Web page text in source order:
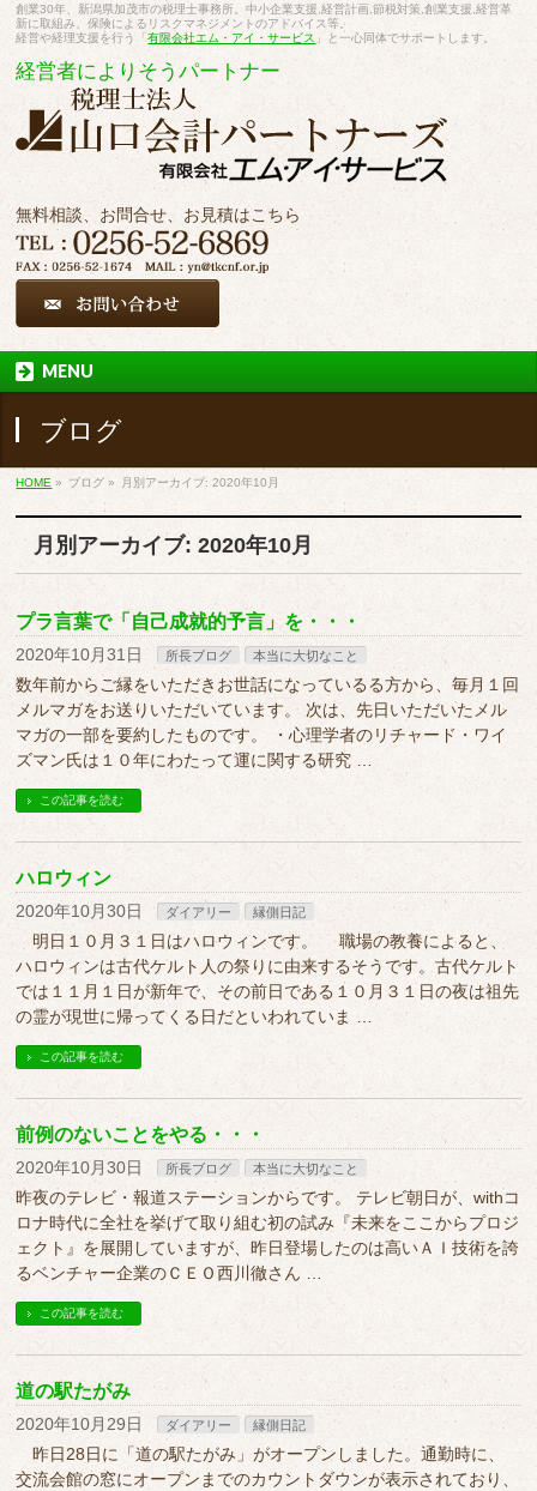
創業30年、新潟県加茂市の税理士事務所。中小企業支援,経営計画,節税対策,創業支援,経営革
新に取組み、保険によるリスクマネジメントのアドバイス等。
経営や経理支援を行う「有限会社エム・アイ・サービス 」と一心同体でサポートします。
経営者によりそうパートナー
無料相談、お問合せ、お見積はこちら
MENU
ブログ
HOME » ブログ » 月別アーカイブ: 2020年10月
月別アーカイブ: 2020年10月
プラ言葉で「自己成就的予言」を・・・
2020年10月31日 所長ブログ 本当に大切なこと
数年前からご縁をいただきお世話になっているる方から、毎月１回
メルマガをお送りいただいています。 次は、先日いただいたメル
マガの一部を要約したものです。 ・心理学者のリチャード・ワイ
ズマン氏は１０年にわたって運に関する研究 …
この記事を読む
ハロウィン
2020年10月30日 ダイアリー 縁側日記
明日１０月３１日はハロウィンです。 職場の教養によると、
ハロウィンは古代ケルト人の祭りに由来するそうです。古代ケルト
では１１月１日が新年で、その前日である１０月３１日の夜は祖先
の霊が現世に帰ってくる日だといわれていま …
この記事を読む
前例のないことをやる・・・
2020年10月30日 所長ブログ 本当に大切なこと
昨夜のテレビ・報道ステーションからです。 テレビ朝日が、withコ
ロナ時代に全社を挙げて取り組む初の試み『未来をここからプロジ
ェクト』を展開していますが、昨日登場したのは高いＡＩ技術を誇
るベンチャー企業のＣＥＯ西川徹さん …
この記事を読む
道の駅たがみ
2020年10月29日 ダイアリー 縁側日記
昨日28日に「道の駅たがみ」がオープンしました。通勤時に、
交流会館の窓にオープンまでのカウントダウンが表示されており、